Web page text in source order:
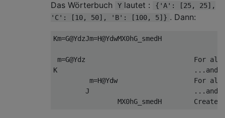
Das Wörterbuch Y lautet :
{'A': [25, 25],
'C': [10, 50], 'B': [100, 5]} . Dann:
Km=G@YdzJm=H@YdwMX0hG_smedH
m=G@Ydz                           For all
K                                  ...and
m=H@Ydw                   For
J                          ...and